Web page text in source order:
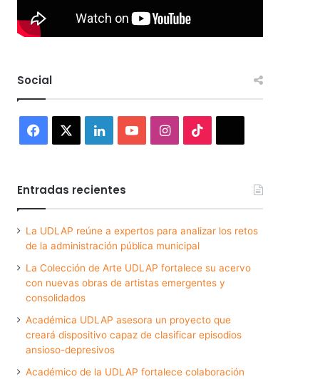
Social
Facebook LinkedInYouTubeInstagram
Entradas recientes
La UDLAP reúne a expertos para analizar los retos
de la administración pública municipal
La Colección de Arte UDLAP fortalece su acervo
con nuevas obras de artistas emergentes y
consolidados
Académica UDLAP asesora un proyecto que
creará dispositivo capaz de clasificar episodios
ansioso-depresivos
Académico de la UDLAP fortalece colaboración